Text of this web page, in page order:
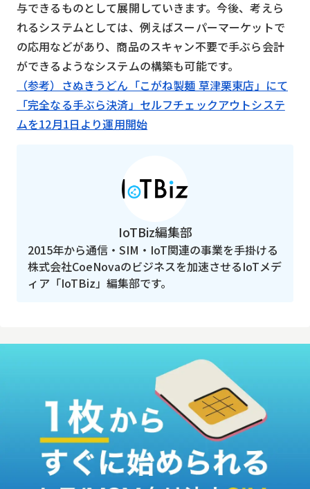
与できるものとして展開していきます。今後、考えら
れるシステムとしては、例えばスーパーマーケットで
の応用などがあり、商品のスキャン不要で手ぶら会計
ができるようなシステムの構築も可能です。
（参考）さぬきうどん「こがね製麺 草津栗東店」にて
「完全なる手ぶら決済」セルフチェックアウトシステ
ムを12月1日より運用開始
IoTBiz編集部
2015年から通信・SIM・IoT関連の事業を手掛ける
株式会社CoeNovaのビジネスを加速させるIoTメデ
ィア「IoTBiz」編集部です。